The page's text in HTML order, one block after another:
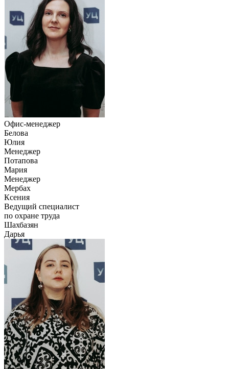
Офис-менеджер
Белова
Юлия
Менеджер
Потапова
Мария
Менеджер
Мербах
Ксения
Ведущий специалист
по охране труда
Шахбазян
Дарья